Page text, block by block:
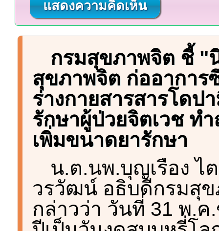
แสดงความคิดเห็น
กรมสุขภาพจิต ชี้ "
สุขภาพจิต ก่ออาการ
ร่างกายสารสารโดป
รักษาผู้ป่วยจิตเวช ท
เพิ่มขนาดยารักษา
น.ต.นพ.บุญเรือง ไต
วรวัฒน์ อธิบดีกรมสุ
กล่าวว่า วันที่ 31 พ.ค